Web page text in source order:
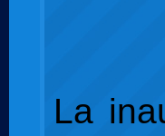
La